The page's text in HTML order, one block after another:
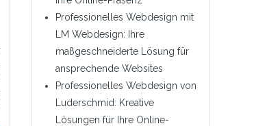
Professionelles Webdesign mit
LM Webdesign: Ihre
maßgeschneiderte Lösung für
ansprechende Websites
Professionelles Webdesign von
Luderschmid: Kreative
Lösungen für Ihre Online-